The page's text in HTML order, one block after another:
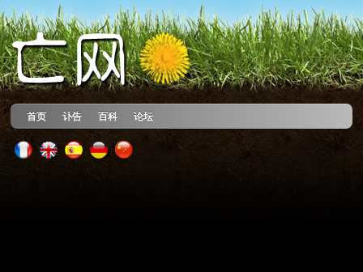
首页 讣告 百科 论坛